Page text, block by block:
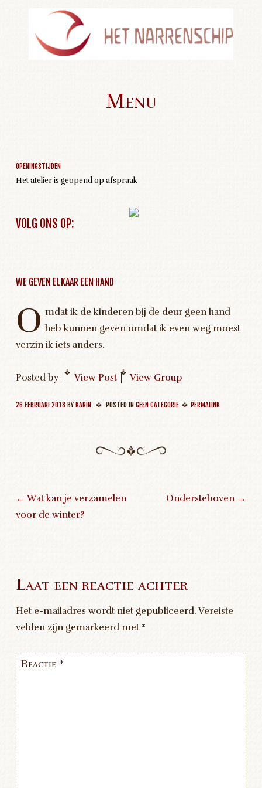
Menu
OPENINGSTIJDEN
Het atelier is geopend op afspraak
VOLG ONS OP:
WE GEVEN ELKAAR EEN HAND
O mdat ik de kinderen bij de deur geen hand
heb kunnen geven omdat ik even weg moest
verzin ik iets anders.
Posted by | View Post | View Group
26 FEBRUARI 2018BY KARIN POSTED INGEEN CATEGORIE PERMALINK
Post navigation
← Wat kan je verzamelen
voor de winter?
Ondersteboven →
Laat een reactie achter
Het e-mailadres wordt niet gepubliceerd.Vereiste
velden zijn gemarkeerd met *
Reactie *